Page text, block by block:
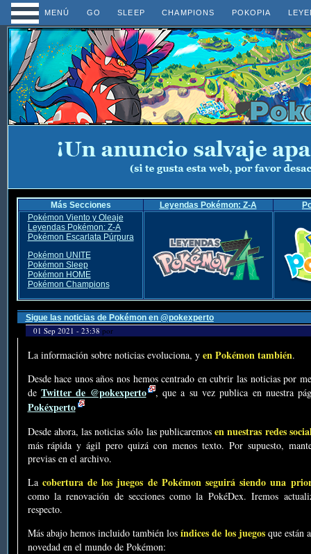
MENÚ GO SLEEP CHAMPIONS POKOPIA
Más Secciones Leyendas Pokémon: Z-A
Pokémon Viento y Oleaje
Leyendas Pokémon: Z-A
Pokémon Escarlata Púrpura
Pokémon UNITE
Pokémon Sleep
Pokémon HOME
Pokémon Champions
Sigue las noticias de Pokémon en @pokexperto
01 Sep 2021 - 23:38 por
La información sobre noticias evoluciona, y en Pokémon también.
Desde hace unos años nos hemos centrado en cubrir las noticias por
de Twitter de @pokexperto , que a su vez publica en nuestra
Pokéxperto
Desde ahora, las noticias sólo las publicaremosen nuestras redes
más rápida y ágil pero quizá con menos texto. Por supuesto,
previas en el archivo.
La cobertura de los juegos de Pokémon seguirá siendo una
como la renovación de secciones como la PokéDex. Iremos
respecto.
Más abajo hemos incluido también losíndices de los juegosque están
novedad en el mundo de Pokémon: